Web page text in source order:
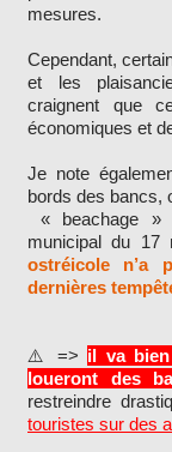
mesures.
Cependant,
et les
craignent que
économiques et
Je note
bords des bancs,
« beachage »
municipal du 17
ostréicole n’a
dernières
⚠️ => il va
loueront des
restreindre
touristes sur des